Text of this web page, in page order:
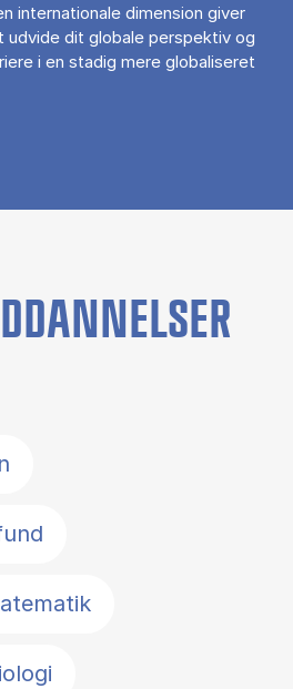
internationale dimension giver
udvide dit globale perspektiv og
i en stadig mere globaliseret